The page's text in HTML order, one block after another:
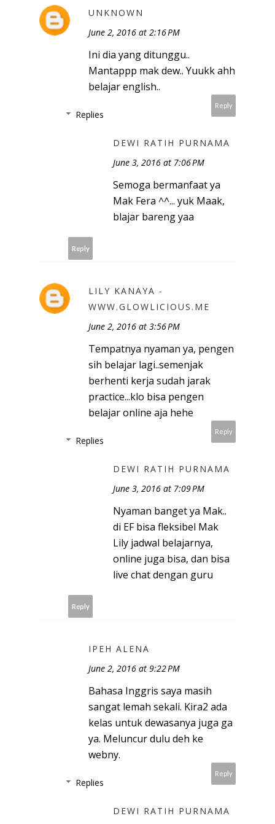
UNKNOWN
June 2, 2016 at 2:16 PM
Ini dia yang ditunggu..
Mantappp mak dew.. Yuukk ahh
belajar english..
Reply
Replies
DEWI RATIH PURNAMA
June 3, 2016 at 7:06 PM
Semoga bermanfaat ya
Mak Fera ^^... yuk Maak,
blajar bareng yaa
Reply
LILY KANAYA -
WWW.GLOWLICIOUS.ME
June 2, 2016 at 3:56 PM
Tempatnya nyaman ya, pengen
sih belajar lagi..semenjak
berhenti kerja sudah jarak
practice...klo bisa pengen
belajar online aja hehe
Reply
Replies
DEWI RATIH PURNAMA
June 3, 2016 at 7:09 PM
Nyaman banget ya Mak..
di EF bisa fleksibel Mak
Lily jadwal belajarnya,
online juga bisa, dan bisa
live chat dengan guru
Reply
IPEH ALENA
June 2, 2016 at 9:22 PM
Bahasa Inggris saya masih
sangat lemah sekali. Kira2 ada
kelas untuk dewasanya juga ga
ya. Meluncur dulu deh ke
webny.
Reply
Replies
DEWI RATIH PURNAMA